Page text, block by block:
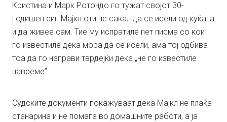
Кристина и Марк Ротондо го тужат својот 30-
годишен син Мајкл оти не сакал да се исели од куќата
и да живее сам. Тие му испратиле пет писма со кои
го известиле дека мора да се исели, ама тој одбива
тоа да го направи тврдејќи дека „не го известиле
навреме”.
Судските документи покажуваат дека Мајкл не плаќа
станарина и не помага во домашните работи, а ја